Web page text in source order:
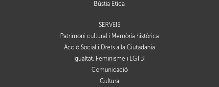
Bústia Ètica
SERVEIS
Patrimoni cultural i Memòria històrica
Acció Social i Drets a la Ciutadania
Igualtat, Feminisme i LGTBI
Comunicació
Cultura